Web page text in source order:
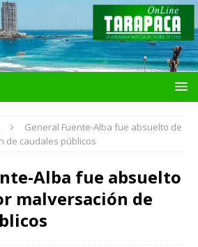
General Fuente-Alba fue absuelto de
de caudales públicos
Alba fue absuelto
malversación de